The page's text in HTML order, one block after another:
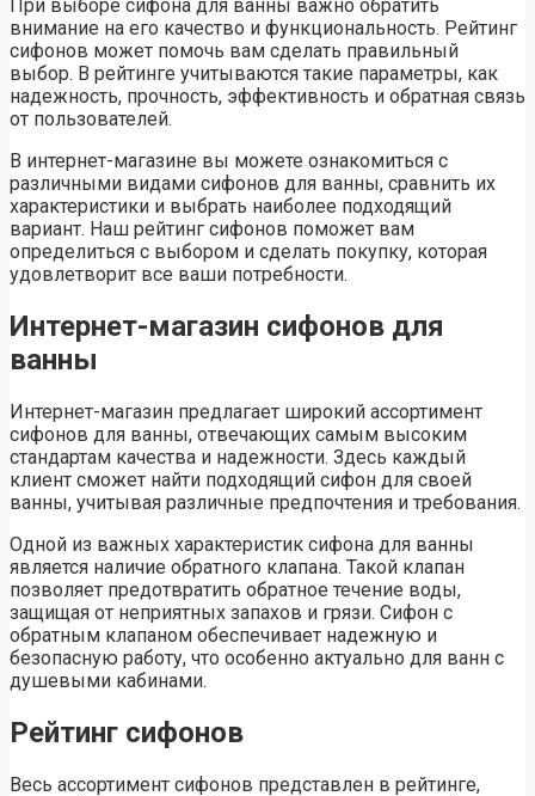
При выборе сифона для ванны важно обратить
внимание на его качество и функциональность. Рейтинг
сифонов может помочь вам сделать правильный
выбор. В рейтинге учитываются такие параметры, как
надежность, прочность, эффективность и обратная связь
от пользователей.
В интернет-магазине вы можете ознакомиться с
различными видами сифонов для ванны, сравнить их
характеристики и выбрать наиболее подходящий
вариант. Наш рейтинг сифонов поможет вам
определиться с выбором и сделать покупку, которая
удовлетворит все ваши потребности.
Интернет-магазин сифонов для
ванны
Интернет-магазин предлагает широкий ассортимент
сифонов для ванны, отвечающих самым высоким
стандартам качества и надежности. Здесь каждый
клиент сможет найти подходящий сифон для своей
ванны, учитывая различные предпочтения и требования.
Одной из важных характеристик сифона для ванны
является наличие обратного клапана. Такой клапан
позволяет предотвратить обратное течение воды,
защищая от неприятных запахов и грязи. Сифон с
обратным клапаном обеспечивает надежную и
безопасную работу, что особенно актуально для ванн с
душевыми кабинами.
Рейтинг сифонов
Весь ассортимент сифонов представлен в рейтинге,